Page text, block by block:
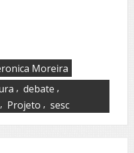
Moreira
, debate ,
, Projeto , sesc